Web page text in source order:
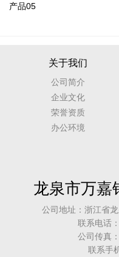
产品05
关于我们
公司简介
企业文化
荣誉资质
办公环境
龙泉市万嘉
公司地址：浙江省
联系电话
公司传真
联系手